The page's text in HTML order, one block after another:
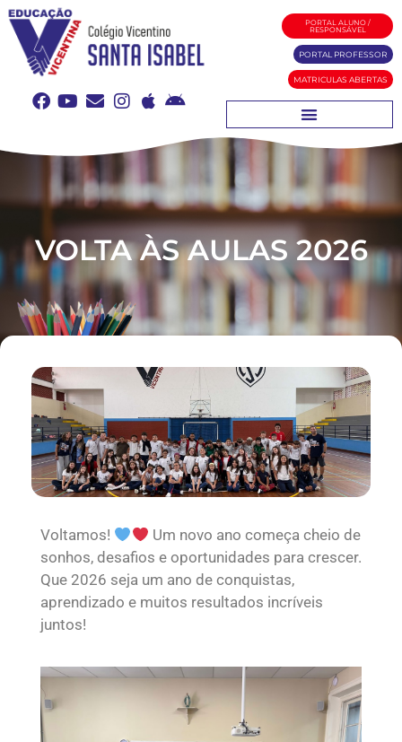
PORTAL ALUNO /
RESPONSÁVEL
PORTAL PROFESSOR
MATRICULAS ABERTAS
VOLTA ÀS AULAS 2026
Voltamos!
Um novo ano começa cheio de
sonhos, desafios e oportunidades para crescer.
Que 2026 seja um ano de conquistas,
aprendizado e muitos resultados incríveis
juntos!